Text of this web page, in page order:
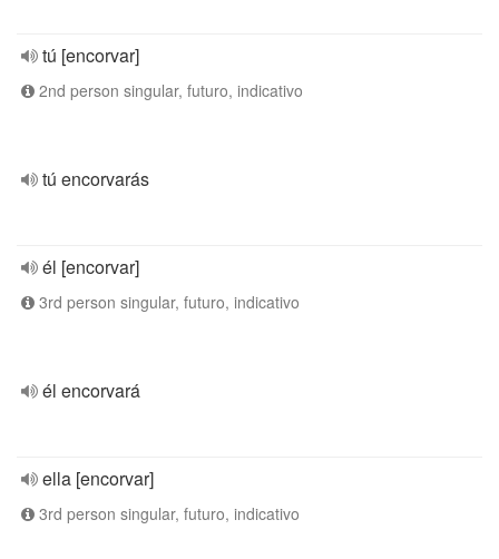
tú [encorvar]
2nd person singular, futuro, indicativo
tú encorvarás
él [encorvar]
3rd person singular, futuro, indicativo
él encorvará
ella [encorvar]
3rd person singular, futuro, indicativo